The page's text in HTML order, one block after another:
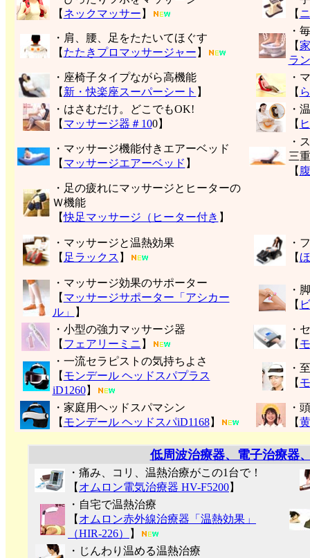
【 ネックマッサー 】
【
・肩、腰、足をたたいてほぐす
【 たたきプロマッサージャー 】
・
【
ラ
・座椅子タイプながら高機能
【 新・快楽座スーパーシート 】
・
【
・はさむだけ。どこでもOK!
【 マッサージ器＃100】
・
【
・マッサージ機能付きエアーベッド
【 マッサージエアーベッド 】
・
三
【
・足の疲れにマッサージとヒーターの
Ｗ機能
【快足マッサージ（ヒーター付き 】
・マッサージと温熱効果
【 足ラックス 】
・
【
・マッサージ効果のサポーター
【 マッサージサポーター「アシカー
ル」
】
・
【
・小型の強力マッサージ器
【 フェアリーミニ 】
・
【
・一流セラピストの気持ちよさ
【 モンデール ヘッドスパプラス
iD1260】
・
【
・家庭用ヘッドスパマシン
【 モンデール ヘッドスパiD1168】
・
【
低周波治療器、電子治療器
・痛み、コリ、温熱治療がこの1台で！
【 オムロン電気治療器 HV-F5200】
・自宅で温熱治療
【 オムロン赤外線治療器「温熱効果」
（HIR-226）
】
・じんわり温める温熱治療